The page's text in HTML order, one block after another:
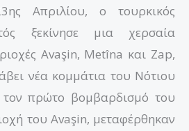
Απριλίου, ο τουρκικός
ξεκίνησε μια χερσαία
Avaşin, Metîna και Zap,
νέα κομμάτια του Νότιου
πρώτο βομβαρδισμό του
του Avaşin, μεταφέρθηκαν